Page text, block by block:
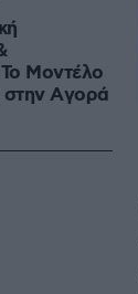
Mοντέλο
στην Aγορά